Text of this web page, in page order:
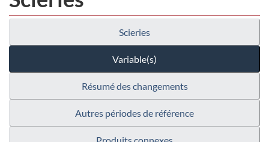
Scieries
Variable(s)
Résumé des changements
Autres périodes de référence